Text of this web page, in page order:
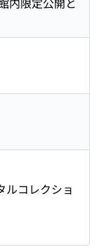
ルコレクショ